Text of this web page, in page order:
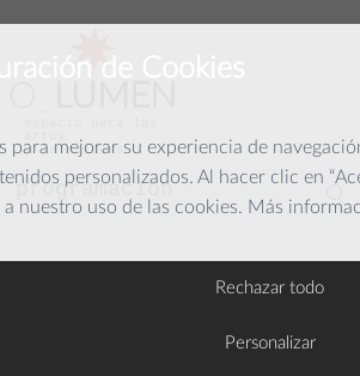
de Cookies
para mejorar su experiencia de
personalizados. Al hacer clic en
nuestro uso de las cookies. Más
Rechazar todo
Personalizar
y la palabra
programación